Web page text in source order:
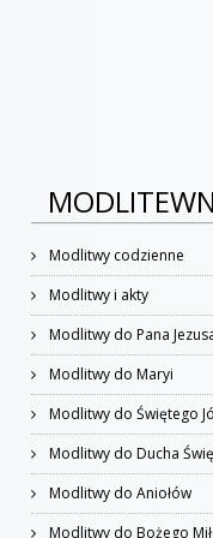
Modlitwy codzienne
Modlitwy i akty
Modlitwy do Pana
Modlitwy do Maryi
Modlitwy do Świętego
Modlitwy do Ducha
Modlitwy do Aniołów
Modlitwy do Bożego